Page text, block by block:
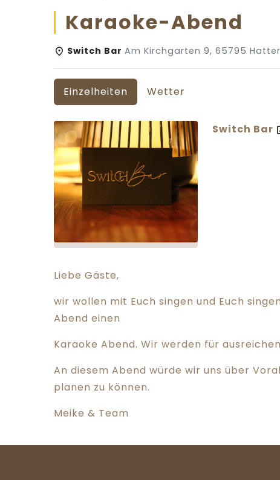
Karaoke-Abend
Switch Bar Am Kirchgarten 9, 65795
Einzelheiten Wetter
Switch Bar
Liebe Gäste,
wir wollen mit Euch singen und Euch
Abend einen
Karaoke Abend. Wir werden für
An diesem Abend würde wir uns über
planen zu können.
Meike & Team